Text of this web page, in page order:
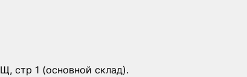
стр 1 (основной склад).